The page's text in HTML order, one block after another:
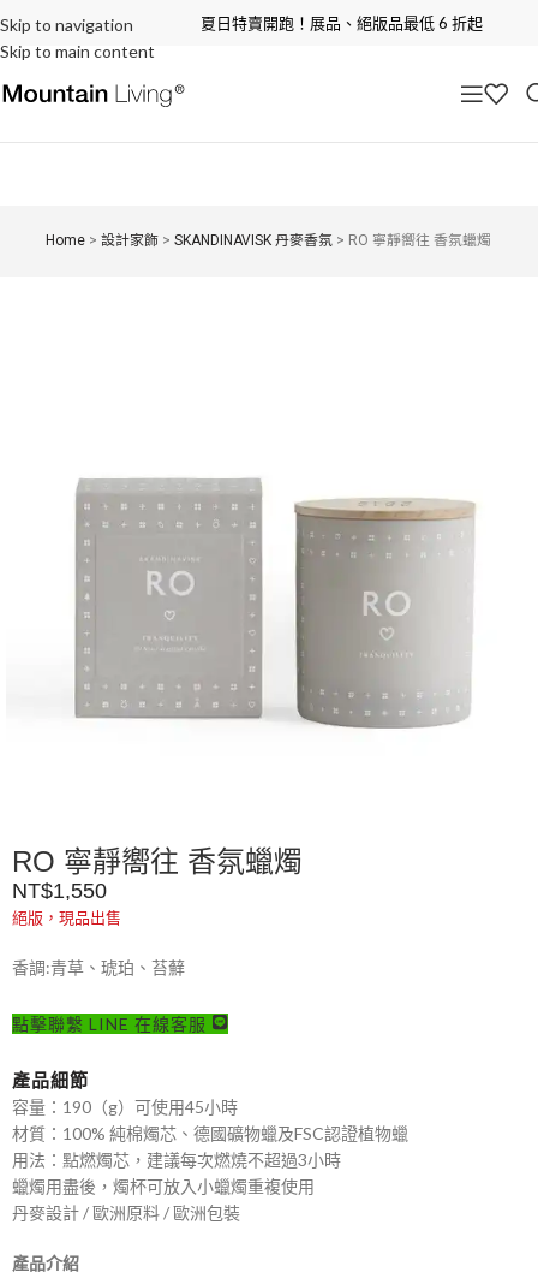
Skip to navigation
Skip to main content
夏日特賣開跑！展品、絕版品最低 6 折起
Home >設計家飾 >SKANDINAVISK 丹麥香氛 > RO 寧靜嚮往 香氛蠟燭
RO 寧靜嚮往 香氛蠟燭
NT$1,550
絕版，現品出售
香調:青草、琥珀、苔蘚
點擊聯繫 LINE 在線客服
產品細節
容量：190（g）可使用45小時
材質：100% 純棉燭芯、德國礦物蠟及FSC認證植物蠟
用法：點燃燭芯，建議每次燃燒不超過3小時
蠟燭用盡後，燭杯可放入小蠟燭重複使用
丹麥設計 / 歐洲原料 / 歐洲包裝
產品介紹